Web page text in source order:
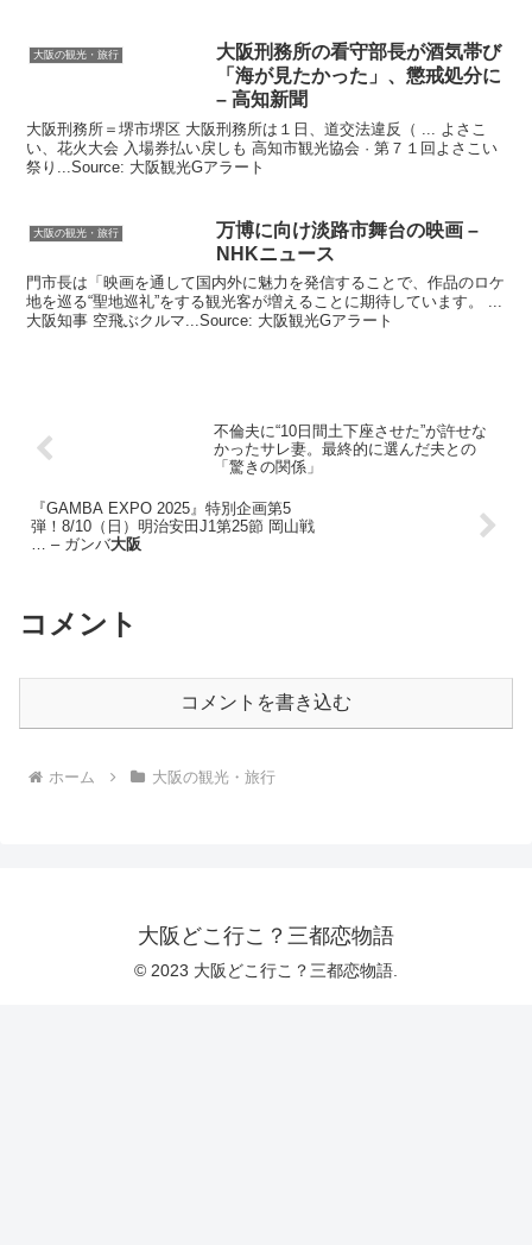
大阪の観光・旅行 大阪刑務所の看守部長が酒気帯び
「海が見たかった」、懲戒処分に
– 高知新聞
大阪刑務所＝堺市堺区 大阪刑務所は１日、道交法違反（ ... よさこ
い、花火大会 入場券払い戻しも 高知市観光協会 · 第７１回よさこい
祭り...Source: 大阪観光Gアラート
大阪の観光・旅行
万博に向け淡路市舞台の映画 –
NHKニュース
門市長は「映画を通して国内外に魅力を発信することで、作品のロケ
地を巡る“聖地巡礼”をする観光客が増えることに期待しています。 ...
大阪知事 空飛ぶクルマ...Source: 大阪観光Gアラート
不倫夫に“10日間土下座させた”が許せな
かったサレ妻。最終的に選んだ夫との
「驚きの関係」
『GAMBA EXPO 2025』特別企画第5
弾！8/10（日）明治安田J1第25節 岡山戦
… – ガンバ大阪
コメント
コメントを書き込む
ホーム 大阪の観光・旅行
大阪どこ行こ？三都恋物語
© 2023 大阪どこ行こ？三都恋物語.